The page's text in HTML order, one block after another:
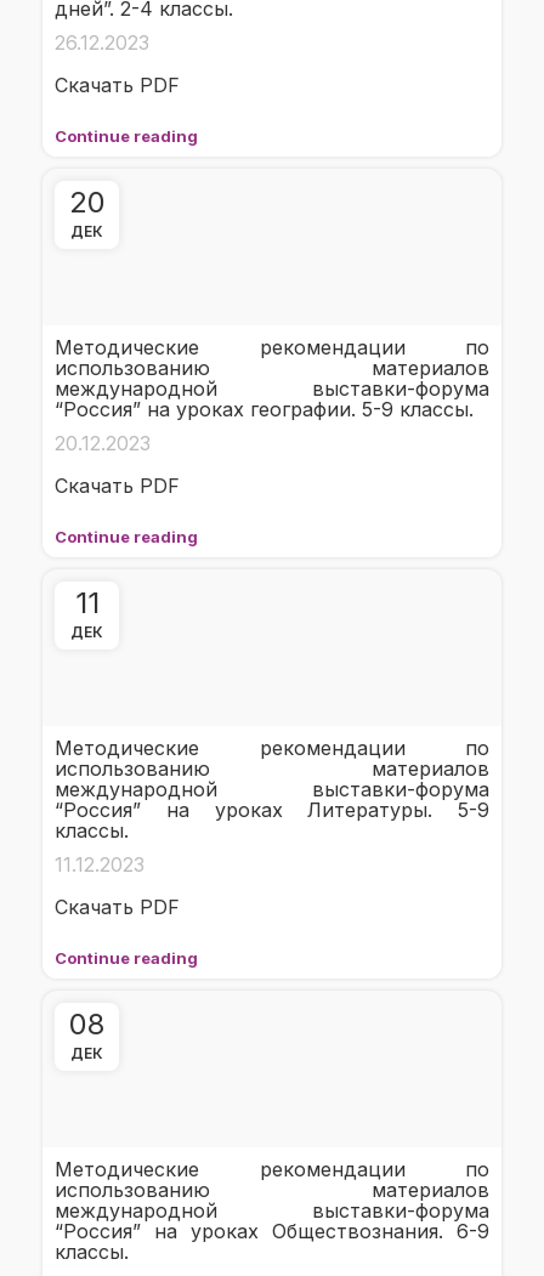
дней”. 2-4 классы.
26.12.2023
Скачать PDF
Continue reading
20
ДЕК
Методические рекомендации по
использованию материалов
международной выставки-форума
“Россия” на уроках географии. 5-9 классы.
20.12.2023
Скачать PDF
Continue reading
11
ДЕК
Методические рекомендации по
использованию материалов
международной выставки-форума
“Россия” на уроках Литературы. 5-9
классы.
11.12.2023
Скачать PDF
Continue reading
08
ДЕК
Методические рекомендации по
использованию материалов
международной выставки-форума
“Россия” на уроках Обществознания. 6-9
классы.